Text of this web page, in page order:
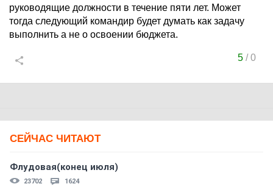
руководящие должности в течение пяти лет. Может
тогда следующий командир будет думать как задачу
выполнить а не о освоении бюджета.
5/0
СЕЙЧАС ЧИТАЮТ
Флудовая(конец июля)
23702 1624